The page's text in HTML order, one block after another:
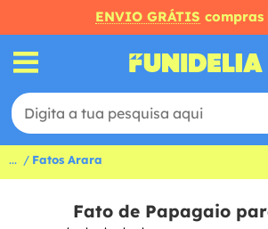
ENVIO GRÁTIS compras
... Fatos Arara
Fato de Papagaio